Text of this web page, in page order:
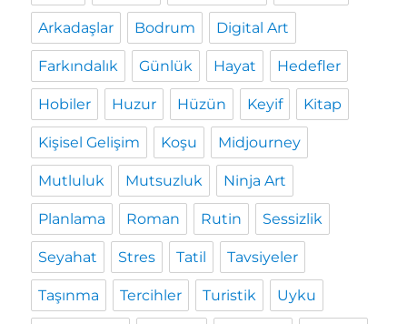
Arkadaşlar Bodrum Digital Art
Farkındalık Günlük Hayat Hedefler
Hobiler Huzur Hüzün Keyif Kitap
Kişisel Gelişim Koşu Midjourney
Mutluluk Mutsuzluk Ninja Art
Planlama Roman Rutin Sessizlik
Seyahat Stres Tatil Tavsiyeler
Taşınma Tercihler Turistik Uyku